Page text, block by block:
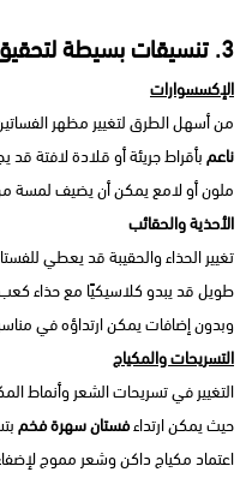
3. تنسيقات بسيطة لتحقيق إطلالات متعددة
الإكسسوارات
من أسهل الطرق لتغيير مظهر
ناعمبأقراط جريئة أو قلادة لافتة
ملون أو لامع يمكن أن يضيف لمسة
الأحذية والحقائب
تغيير الحذاء والحقيبة قد يعطي
طويل قد يبدو كلاسيكيًا مع حذاء
وبدون إضافات يمكن ارتداؤه في
التسريحات والمكياج
التغيير في تسريحات الشعر وأنماط
حيث يمكن ارتداءفستان سهرة فخم
اعتماد مكياج داكن وشعر مموج